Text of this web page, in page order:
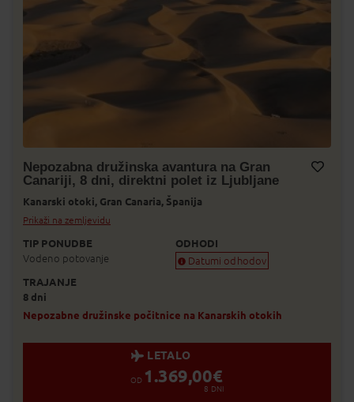
Nepozabna družinska avantura na Gran
Canariji, 8 dni, direktni polet iz Ljubljane
Dodaj v Moj izbor
Kanarski otoki, Gran Canaria, Španija
Prikaži na zemljevidu
TIP PONUDBE
Vodeno potovanje
ODHODI
Datumi odhodov
Zasedeno
TRAJANJE
8 dni
Nepozabne družinske počitnice na Kanarskih otokih
LETALO
OD 1.369,00€
8 DNI